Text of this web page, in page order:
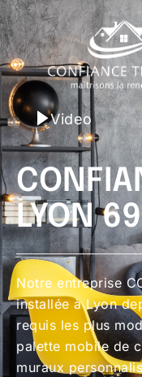
Video
LYON 69
Notre entreprise
installée à Lyon
requis les plus
palette mobile de
muraux